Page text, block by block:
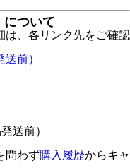
について
は、各リンク先をご確認
前）
送前）
問わず購入履歴からキャ